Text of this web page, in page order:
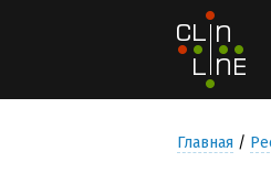
Главная